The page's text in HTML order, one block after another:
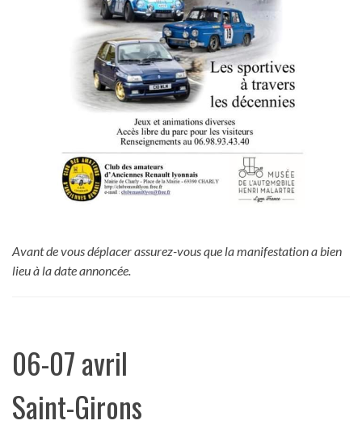
Avant de vous déplacer assurez-vous que la manifestation a bien
lieu à la date annoncée.
06-07 avril
Saint-Girons